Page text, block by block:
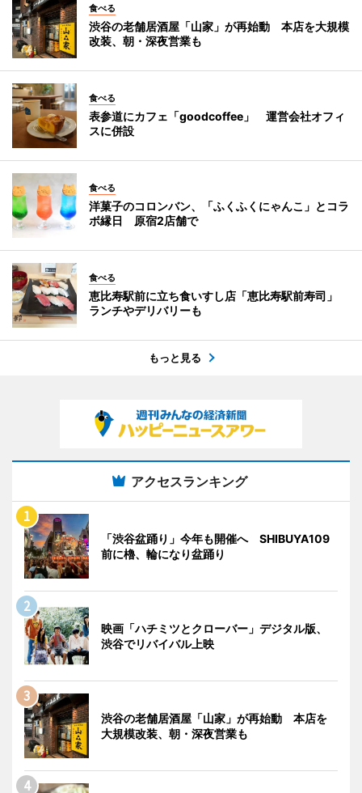
食べる
渋谷の老舗居酒屋「山家」が再始動 本店を大規模
改装、朝・深夜営業も
食べる
表参道にカフェ「goodcoffee」 運営会社オフィ
スに併設
食べる
洋菓子のコロンバン、「ふくふくにゃんこ」とコラ
ボ縁日 原宿2店舗で
食べる
恵比寿駅前に立ち食いすし店「恵比寿駅前寿司」
ランチやデリバリーも
もっと見る
アクセスランキング
「渋谷盆踊り」今年も開催へ SHIBUYA109
前に櫓、輪になり盆踊り
映画「ハチミツとクローバー」デジタル版、
渋谷でリバイバル上映
渋谷の老舗居酒屋「山家」が再始動 本店を
大規模改装、朝・深夜営業も